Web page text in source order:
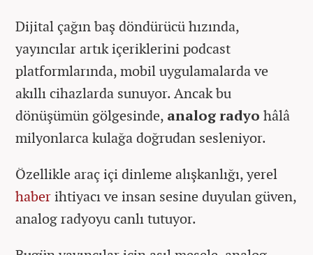
Dijital çağın baş döndürücü hızında,
yayıncılar artık içeriklerini podcast
platformlarında, mobil uygulamalarda ve
akıllı cihazlarda sunuyor. Ancak bu
dönüşümün gölgesinde, analog radyo hâlâ
milyonlarca kulağa doğrudan sesleniyor.
Özellikle araç içi dinleme alışkanlığı, yerel
haberihtiyacı ve insan sesine duyulan güven,
analog radyoyu canlı tutuyor.